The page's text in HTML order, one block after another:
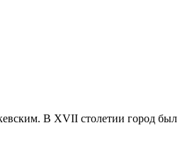
В XVII столетии город был